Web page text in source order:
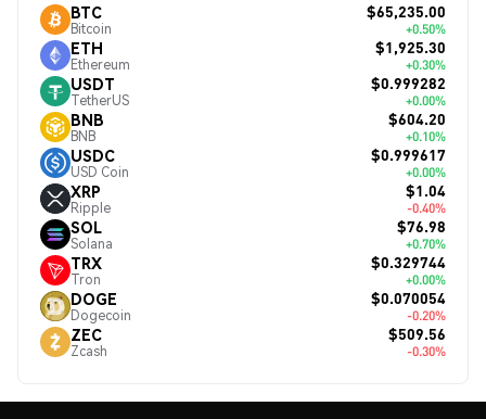
BTC
Bitcoin
$65,235.00
+0.50%
ETH
Ethereum
$1,925.30
+0.30%
USDT
TetherUS
$0.999282
+0.00%
BNB
BNB
$604.20
+0.10%
USDC
USD Coin
$0.999617
+0.00%
XRP
Ripple
$1.04
-0.40%
SOL
Solana
$76.98
+0.70%
TRX
Tron
$0.329744
+0.00%
DOGE
Dogecoin
$0.070054
-0.20%
ZEC
Zcash
$509.56
-0.30%